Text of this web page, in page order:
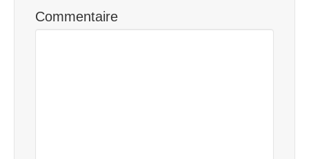
Commentaire